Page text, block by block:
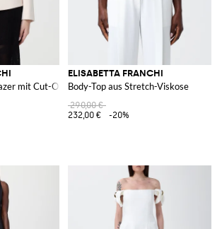
mit Cut-Outs
ELISABETTA FRANCHI
Body-Top aus Stretch-Viskose
290,00 €
232,00 €
-20%